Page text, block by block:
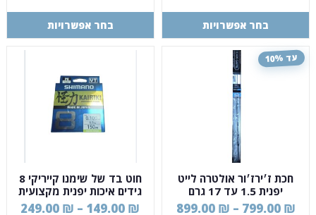
בחר אפשרויות בחר אפשרויות
עד 10%
חכת ז׳ירז׳ור אולטרה לייט
יפנית 1.5 עד 17 גרם
Jackson799.00 ₪
–
899.00 ₪
חוט בד של שימנו קייריקי 8
גידים איכות יפנית מקצועית
149.00 ₪
–
249.00 ₪